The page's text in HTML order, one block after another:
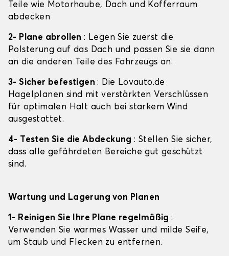
Teile wie Motorhaube, Dach und Kofferraum
abdecken
2- Plane abrollen: Legen Sie zuerst die
Polsterung auf das Dach und passen Sie sie dann
an die anderen Teile des Fahrzeugs an.
3- Sicher befestigen: Die Lovauto.de
Hagelplanen sind mit verstärkten Verschlüssen
für optimalen Halt auch bei starkem Wind
ausgestattet.
4- Testen Sie die Abdeckung: Stellen Sie sicher,
dass alle gefährdeten Bereiche gut geschützt
sind.
Wartung und Lagerung von Planen
1- Reinigen Sie Ihre Plane regelmäßig:
Verwenden Sie warmes Wasser und milde Seife,
um Staub und Flecken zu entfernen.